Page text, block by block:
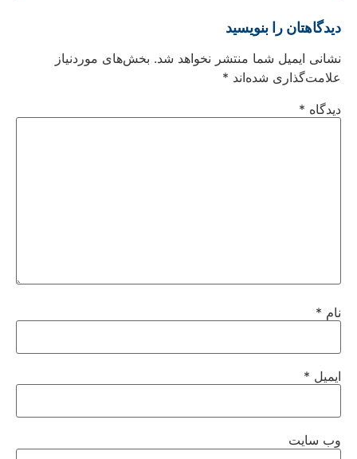
دیدگاهتان را بنویسید
نشانی ایمیل شما منتشر نخواهد شد. بخش‌های موردنیاز
علامت‌گذاری شده‌اند *
دیدگاه *
نام *
ایمیل *
وب‌ سایت